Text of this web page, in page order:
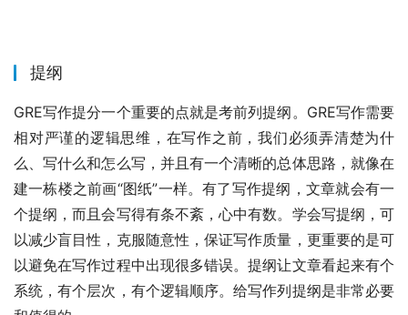
提纲
GRE写作提分一个重要的点就是考前列提纲。GRE写作需要
相对严谨的逻辑思维，在写作之前，我们必须弄清楚为什
么、写什么和怎么写，并且有一个清晰的总体思路，就像在
建一栋楼之前画“图纸”一样。有了写作提纲，文章就会有一
个提纲，而且会写得有条不紊，心中有数。学会写提纲，可
以减少盲目性，克服随意性，保证写作质量，更重要的是可
以避免在写作过程中出现很多错误。提纲让文章看起来有个
系统，有个层次，有个逻辑顺序。给写作列提纲是非常必要